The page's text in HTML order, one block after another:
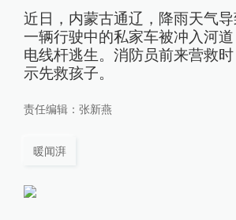
近日，内蒙古通辽，降雨天气导
一辆行驶中的私家车被冲入河
电线杆逃生。消防员前来营救
示先救孩子。
责任编辑： 张新燕
暖闻湃